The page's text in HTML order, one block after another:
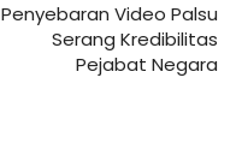
Penyebaran Video Palsu
Serang Kredibilitas
Pejabat Negara